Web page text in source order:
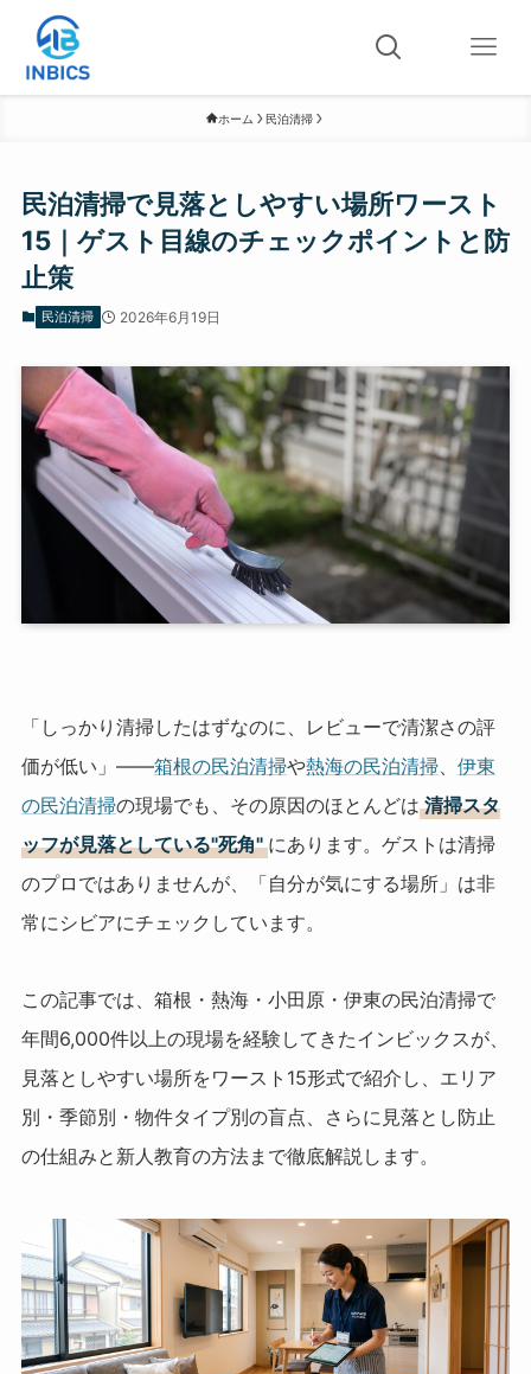
ホーム 民泊清掃
民泊清掃で見落としやすい場所ワースト
15｜ゲスト目線のチェックポイントと防
止策
民泊清掃 2026年6月19日
「しっかり清掃したはずなのに、レビューで清潔さの評
価が低い」——箱根の民泊清掃や熱海の民泊清掃、 伊東
の民泊清掃の現場でも、その原因のほとんどは 清掃スタ
ッフが見落としている"死角" にあります。ゲストは清掃
のプロではありませんが、「自分が気にする場所」は非
常にシビアにチェックしています。
この記事では、箱根・熱海・小田原・伊東の民泊清掃で
年間6,000件以上の現場を経験してきたインビックスが、
見落としやすい場所をワースト15形式で紹介し、エリア
別・季節別・物件タイプ別の盲点、さらに見落とし防止
の仕組みと新人教育の方法まで徹底解説します。